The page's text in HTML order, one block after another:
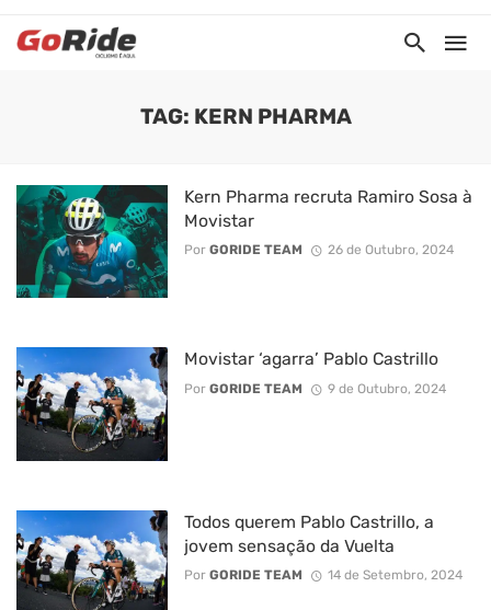
TAG: KERN PHARMA
Kern Pharma recruta Ramiro Sosa à
Movistar
Por GORIDE TEAM 26 de Outubro, 2024
Movistar ‘agarra’ Pablo Castrillo
Por GORIDE TEAM 9 de Outubro, 2024
Todos querem Pablo Castrillo, a
jovem sensação da Vuelta
Por GORIDE TEAM 14 de Setembro, 2024